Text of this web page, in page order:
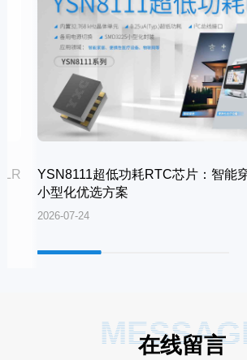
YSN8111超低功耗RTC芯片：智能
小型化优选方案
2026-07-24
在线留言